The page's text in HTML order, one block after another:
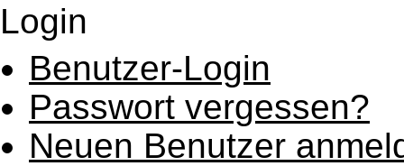
Login
Benutzer-Login
Passwort vergessen?
Neuen Benutzer